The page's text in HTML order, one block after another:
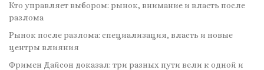
Кто управляет выбором: рынок, внимание и власть после
разлома
Рынок после разлома: специализация, власть и новые
центры влияния
Фримен Дайсон доказал: три разных пути вели к одной и